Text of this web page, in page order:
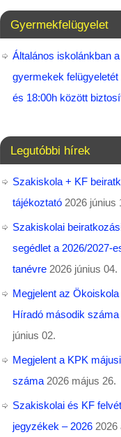
Gyermekfelügyelet
Általános iskolánkban a
gyermekek felügyeletét
és 18:00h között
Legutóbbi hírek
Szakiskola + KF
tájékoztató 2026 június
Szakiskolai
segédlet a 2026/2027-
tanévre 2026 június 04.
Megjelent az Ökoiskola
Híradó második száma
június 02.
Megjelent a KPK májusi
száma 2026 május 26.
Szakiskolai és KF
jegyzékek – 2026 2026